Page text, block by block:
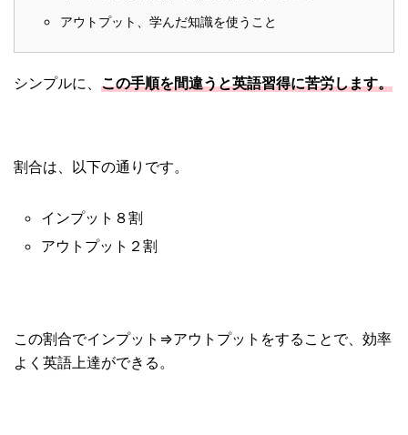
アウトプット、学んだ知識を使うこと
シンプルに、 この手順を間違うと英語習得に苦労します。
割合は、以下の通りです。
インプット８割
アウトプット２割
この割合でインプット⇒アウトプットをすることで、効率
よく英語上達ができる。